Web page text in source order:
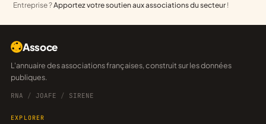
Entreprise ?Apportez votre soutien aux associations du secteur !
Assoce
L'annuaire des associations françaises, construit sur les données
publiques.
RNA / JOAFE / SIRENE
EXPLORER